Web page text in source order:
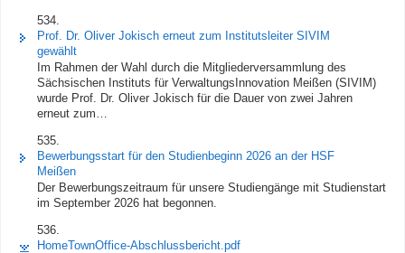
534.
Prof. Dr. Oliver Jokisch erneut zum Institutsleiter SIVIM
gewählt
Im Rahmen der Wahl durch die Mitgliederversammlung des
Sächsischen Instituts für VerwaltungsInnovation Meißen (SIVIM)
wurde Prof. Dr. Oliver Jokisch für die Dauer von zwei Jahren
erneut zum…
535.
Bewerbungsstart für den Studienbeginn 2026 an der HSF
Meißen
Der Bewerbungszeitraum für unsere Studiengänge mit Studienstart
im September 2026 hat begonnen.
536.
HomeTownOffice-Abschlussbericht.pdf